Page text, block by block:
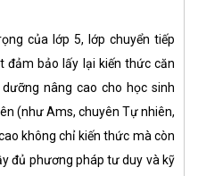
của lớp 5, lớp chuyển tiếp
đảm bảo lấy lại kiến thức căn
nâng cao cho học sinh
(như Ams, chuyên Tự nhiên,
không chỉ kiến thức mà còn
đủ phương pháp tư duy và kỹ